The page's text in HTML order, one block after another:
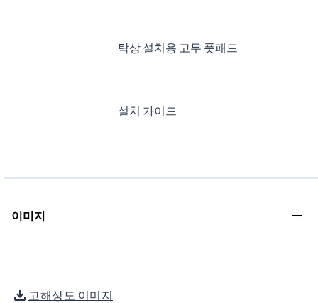
탁상 설치용 고무 풋패드
설치 가이드
이미지
고해상도 이미지